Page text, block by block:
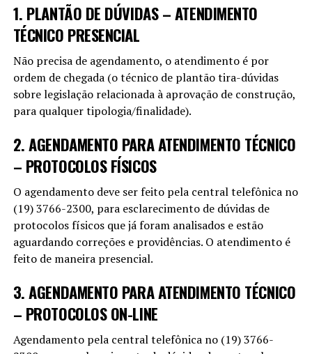
1. PLANTÃO DE DÚVIDAS – ATENDIMENTO
TÉCNICO PRESENCIAL
Não precisa de agendamento, o atendimento é por
ordem de chegada (o técnico de plantão tira-dúvidas
sobre legislação relacionada à aprovação de construção,
para qualquer tipologia/finalidade).
2. AGENDAMENTO PARA ATENDIMENTO TÉCNICO
– PROTOCOLOS FÍSICOS
O agendamento deve ser feito pela central telefônica no
(19) 3766-2300, para esclarecimento de dúvidas de
protocolos físicos que já foram analisados e estão
aguardando correções e providências. O atendimento é
feito de maneira presencial.
3. AGENDAMENTO PARA ATENDIMENTO TÉCNICO
– PROTOCOLOS ON-LINE
Agendamento pela central telefônica no (19) 3766-